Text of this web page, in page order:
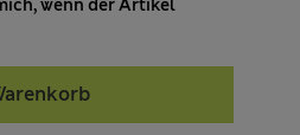
wenn der Artikel